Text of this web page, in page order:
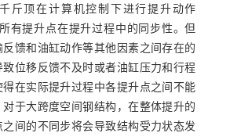
斤顶在计算机控制下进行提升动作
有提升点在提升过程中的同步性。但
馈和油缸动作等其他因素之间存在的
位移反馈不及时或者油缸压力和行程
在实际提升过程中各提升点之间不能
于大跨度空间钢结构，在整体提升的
间的不同步将会导致结构受力状态发